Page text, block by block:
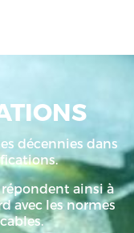
décennies dans
ainsi à
avec les normes